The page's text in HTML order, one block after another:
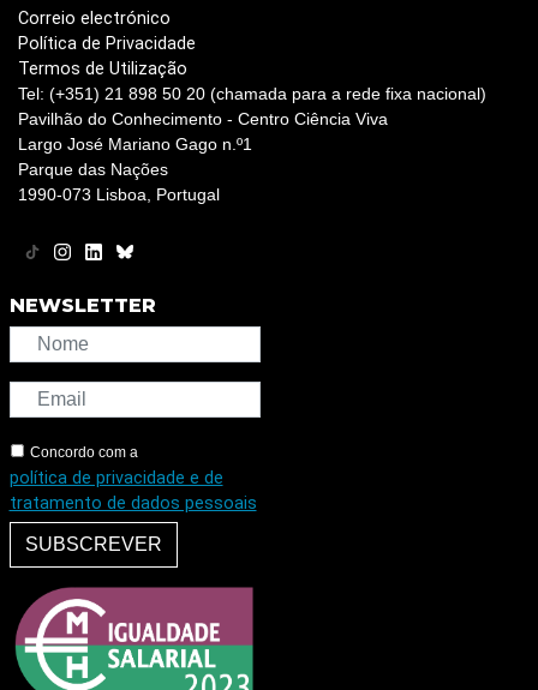
Correio electrónico
Política de Privacidade
Termos de Utilização
Tel: (+351) 21 898 50 20 (chamada para a rede fixa nacional)
Pavilhão do Conhecimento - Centro Ciência Viva
Largo José Mariano Gago n.º1
Parque das Nações
1990-073 Lisboa, Portugal
NEWSLETTER
Concordo com a
política de privacidade e de
tratamento de dados pessoais
SUBSCREVER